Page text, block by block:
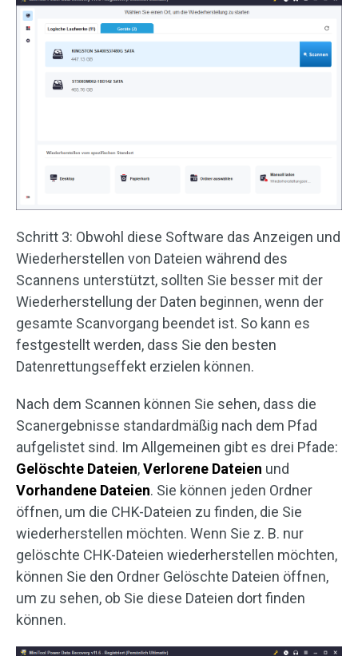
Schritt 3: Obwohl diese Software das Anzeigen und
Wiederherstellen von Dateien während des
Scannens unterstützt, sollten Sie besser mit der
Wiederherstellung der Daten beginnen, wenn der
gesamte Scanvorgang beendet ist. So kann es
festgestellt werden, dass Sie den besten
Datenrettungseffekt erzielen können.
Nach dem Scannen können Sie sehen, dass die
Scanergebnisse standardmäßig nach dem Pfad
aufgelistet sind. Im Allgemeinen gibt es drei Pfade:
Gelöschte Dateien,Verlorene Dateien und
Vorhandene Dateien. Sie können jeden Ordner
öffnen, um die CHK-Dateien zu finden, die Sie
wiederherstellen möchten. Wenn Sie z. B. nur
gelöschte CHK-Dateien wiederherstellen möchten,
können Sie den Ordner Gelöschte Dateien öffnen,
um zu sehen, ob Sie diese Dateien dort finden
können.